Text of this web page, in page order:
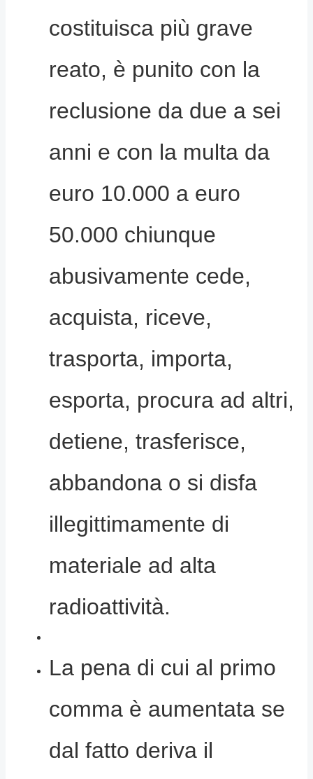
costituisca più grave
reato, è punito con la
reclusione da due a sei
anni e con la multa da
euro 10.000 a euro
50.000 chiunque
abusivamente cede,
acquista, riceve,
trasporta, importa,
esporta, procura ad altri,
detiene, trasferisce,
abbandona o si disfa
illegittimamente di
materiale ad alta
radioattività.
La pena di cui al primo
comma è aumentata se
dal fatto deriva il